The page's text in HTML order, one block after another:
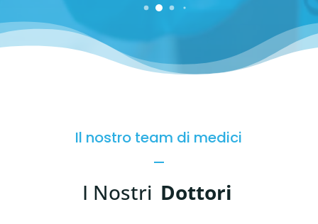
Il nostro team di medici
I Nostri Dottori